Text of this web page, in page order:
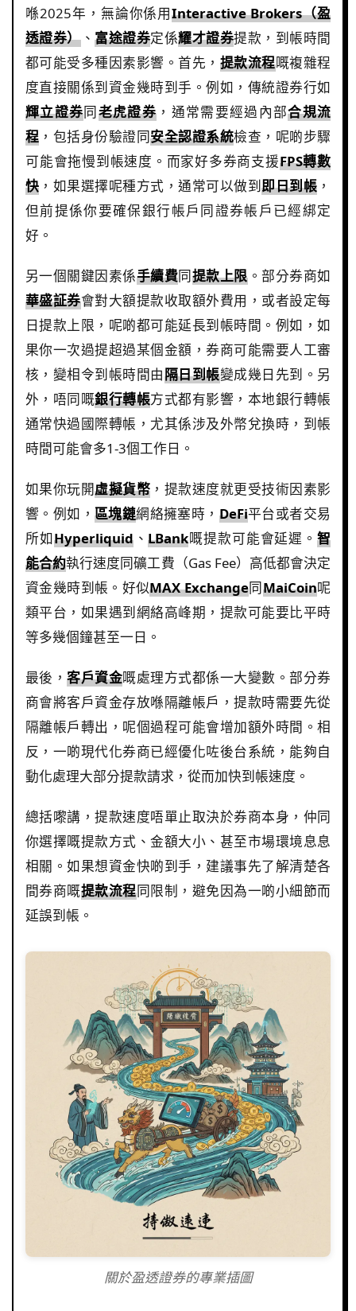
喺2025年，無論你係用Interactive Brokers（盈
透證券）、富途證券定係耀才證券提款，到帳時間
都可能受多種因素影響。首先， 提款流程嘅複雜程
度直接關係到資金幾時到手。例如，傳統證券行如
輝立證券同老虎證券 ，通常需要經過內部合規流
程 ，包括身份驗證同安全認證系統檢查，呢啲步驟
可能會拖慢到帳速度。而家好多券商支援FPS轉數
快 ，如果選擇呢種方式，通常可以做到即日到帳 ，
但前提係你要確保銀行帳戶同證券帳戶已經綁定
好。
另一個關鍵因素係手續費同提款上限。部分券商如
華盛証券會對大額提款收取額外費用，或者設定每
日提款上限，呢啲都可能延長到帳時間。例如，如
果你一次過提超過某個金額，券商可能需要人工審
核，變相令到帳時間由隔日到帳變成幾日先到。另
外，唔同嘅銀行轉帳方式都有影響，本地銀行轉帳
通常快過國際轉帳，尤其係涉及外幣兌換時，到帳
時間可能會多1-3個工作日。
如果你玩開虛擬貨幣 ，提款速度就更受技術因素影
響。例如， 區塊鏈網絡擁塞時， DeFi平台或者交易
所如Hyperliquid、LBank嘅提款可能會延遲。智
能合約執行速度同礦工費（Gas Fee）高低都會決定
資金幾時到帳。好似MAX Exchange同MaiCoin呢
類平台，如果遇到網絡高峰期，提款可能要比平時
等多幾個鐘甚至一日。
最後，客戶資金嘅處理方式都係一大變數。部分券
商會將客戶資金存放喺隔離帳戶，提款時需要先從
隔離帳戶轉出，呢個過程可能會增加額外時間。相
反，一啲現代化券商已經優化咗後台系統，能夠自
動化處理大部分提款請求，從而加快到帳速度。
總括嚟講，提款速度唔單止取決於券商本身，仲同
你選擇嘅提款方式、金額大小、甚至市場環境息息
相關。如果想資金快啲到手，建議事先了解清楚各
間券商嘅提款流程同限制，避免因為一啲小細節而
延誤到帳。
關於盈透證券的專業插圖